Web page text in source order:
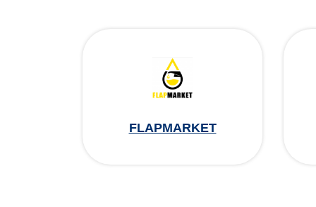
FLAPMARKET